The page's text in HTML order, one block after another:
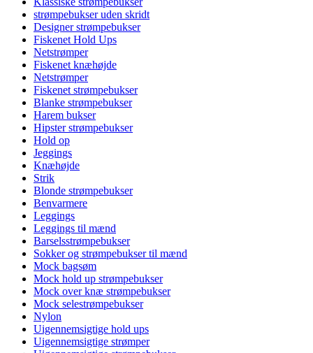
strømpebukser uden skridt
Designer strømpebukser
Fiskenet Hold Ups
Netstrømper
Fiskenet knæhøjde
Netstrømper
Fiskenet strømpebukser
Blanke strømpebukser
Harem bukser
Hipster strømpebukser
Hold op
Jeggings
Knæhøjde
Strik
Blonde strømpebukser
Benvarmere
Leggings
Leggings til mænd
Barselsstrømpebukser
Sokker og strømpebukser til mænd
Mock bagsøm
Mock hold up strømpebukser
Mock over knæ strømpebukser
Mock selestrømpebukser
Nylon
Uigennemsigtige hold ups
Uigennemsigtige strømper